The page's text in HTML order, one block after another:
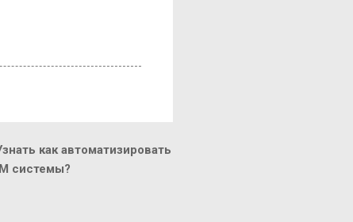
как автоматизировать
системы?